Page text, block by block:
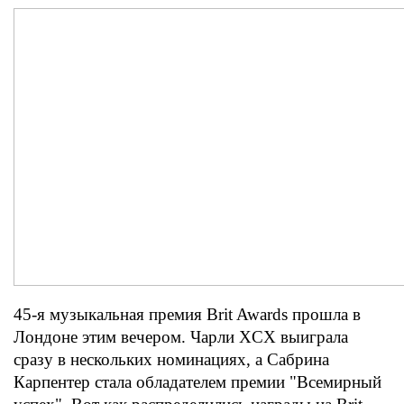
45-я музыкальная премия Brit Awards прошла в
Лондоне этим вечером. Чарли XCX выиграла
сразу в нескольких номинациях, а Сабрина
Карпентер стала обладателем премии "Всемирный